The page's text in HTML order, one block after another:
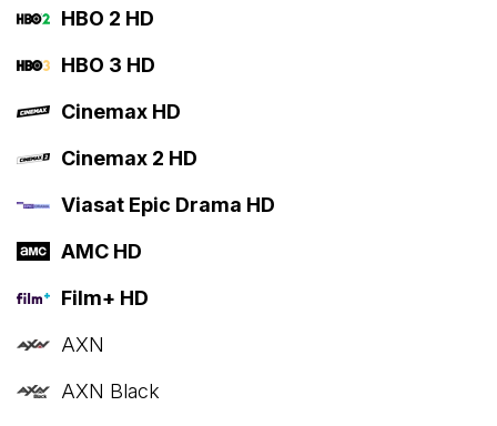
HBO 2 HD
HBO 3 HD
Cinemax HD
Cinemax 2 HD
Viasat Epic Drama HD
AMC HD
Film+ HD
AXN
AXN Black